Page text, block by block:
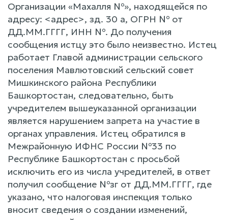
Организации «Махалля №», находящейся по
адресу: <адрес>, зд. 30 а, ОГРН № от
ДД.ММ.ГГГГ, ИНН №. До получения
сообщения истцу это было неизвестно. Истец
работает Главой администрации сельского
поселения Мавлютовский сельский совет
Мишкинского района Республики
Башкортостан, следовательно, быть
учредителем вышеуказанной организации
является нарушением запрета на участие в
органах управления. Истец обратился в
Межрайонную ИФНС России №33 по
Республике Башкортостан с просьбой
исключить его из числа учредителей, в ответ
получил сообщение №зг от ДД.ММ.ГГГГ, где
указано, что налоговая инспекция только
вносит сведения о создании изменений,